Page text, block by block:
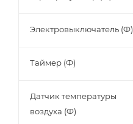
Электровыключатель (Ф)
Таймер (Ф)
Датчик температуры
воздуха (Ф)